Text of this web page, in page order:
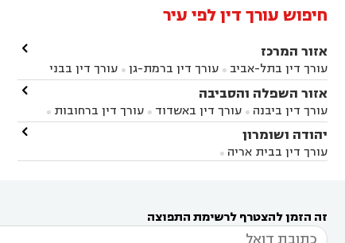
חיפוש עורך דין לפי עיר
אזור המרכז
עורך דין בתל-אביב  עורך דין ברמת-גן 
עורך דין בבני
ברק עורך דין בפתח תקווה עורך דין בראשון לציון
עורך דין ברחובות עורך דין בנס ציונה
במודיעין
עורך דין בהרצליה עורך דין בחולון
עורך
דין בקרית אונו
אונו
עורך דין בבת ים
דין בשוהם 

אזור השפלה והסביבה
עורך דין ביבנה  עורך דין באשדוד  עורך דין ברחובות 
עורך דין בראשון לציון עורך דין במודיעין
עורך דין
בבאר יעקב
עורך דין בגדרה

יהודה ושומרון
עורך דין בבית אריה 

זה הזמן להצטרף לרשימת התפוצה